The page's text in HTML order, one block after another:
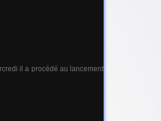
il a procédé au lancement